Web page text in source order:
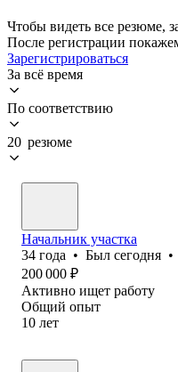
Чтобы видеть все резюме,
После регистрации
Зарегистрироваться
За всё время
По соответствию
20 резюме
Начальник участка
34 года • Был сегодня •
200 000 ₽
Активно ищет работу
Общий опыт
10 лет